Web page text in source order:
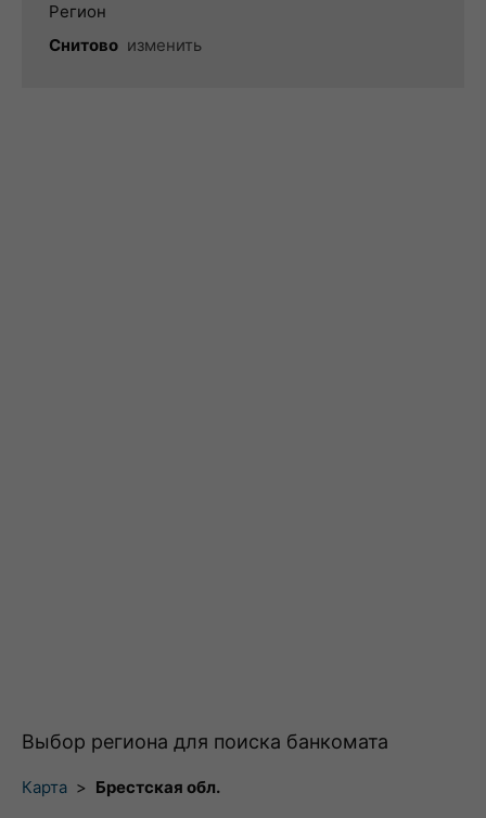
Регион
Снитово изменить
Выбор региона для поиска банкомата
Карта > Брестская обл.